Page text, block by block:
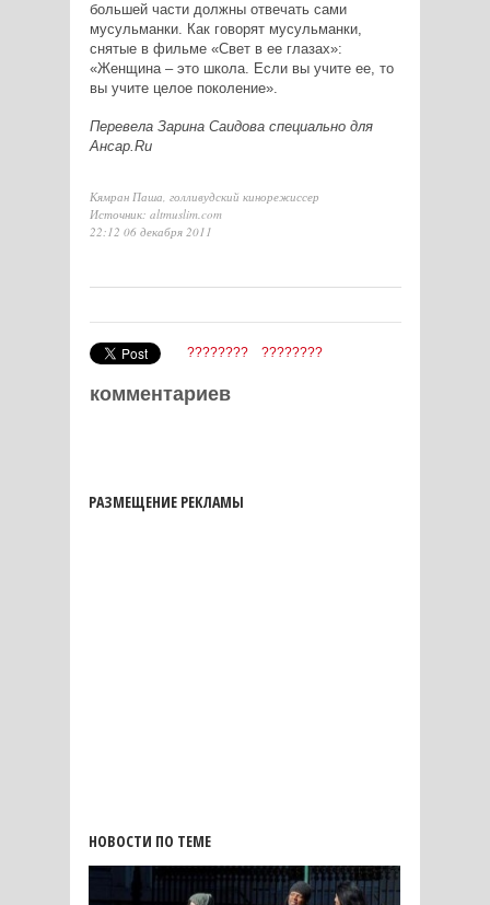
большей части должны отвечать сами
мусульманки. Как говорят мусульманки,
снятые в фильме «Свет в ее глазах»:
«Женщина – это школа. Если вы учите ее, то
вы учите целое поколение».
Перевела Зарина Саидова специально для
Ансар.Ru
Кямран Паша, голливудский кинорежиссер
Источник: altmuslim.com
22:12 06 декабря 2011
???????? ????????
комментариев
РАЗМЕЩЕНИЕ РЕКЛАМЫ
НОВОСТИ ПО ТЕМЕ